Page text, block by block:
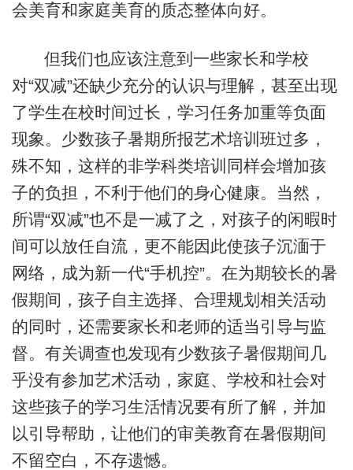
会美育和家庭美育的质态整体向好。
但我们也应该注意到一些家长和学校
对“双减”还缺少充分的认识与理解，甚至出现
了学生在校时间过长，学习任务加重等负面
现象。少数孩子暑期所报艺术培训班过多，
殊不知，这样的非学科类培训同样会增加孩
子的负担，不利于他们的身心健康。当然，
所谓“双减”也不是一减了之，对孩子的闲暇时
间可以放任自流，更不能因此使孩子沉湎于
网络，成为新一代“手机控”。在为期较长的暑
假期间，孩子自主选择、合理规划相关活动
的同时，还需要家长和老师的适当引导与监
督。有关调查也发现有少数孩子暑假期间几
乎没有参加艺术活动，家庭、学校和社会对
这些孩子的学习生活情况要有所了解，并加
以引导帮助，让他们的审美教育在暑假期间
不留空白，不存遗憾。